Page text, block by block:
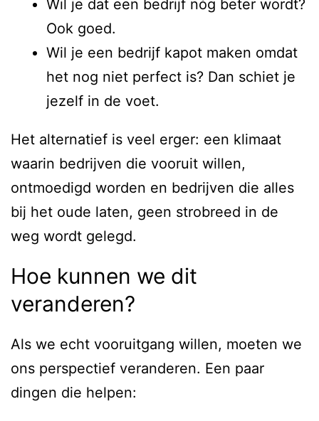
Wil je dat een bedrijf nóg beter wordt?
Ook goed.
Wil je een bedrijf kapot maken omdat
het nog niet perfect is? Dan schiet je
jezelf in de voet.
Het alternatief is veel erger: een klimaat
waarin bedrijven die vooruit willen,
ontmoedigd worden en bedrijven die alles
bij het oude laten, geen strobreed in de
weg wordt gelegd.
Hoe kunnen we dit
veranderen?
Als we echt vooruitgang willen, moeten we
ons perspectief veranderen. Een paar
dingen die helpen: